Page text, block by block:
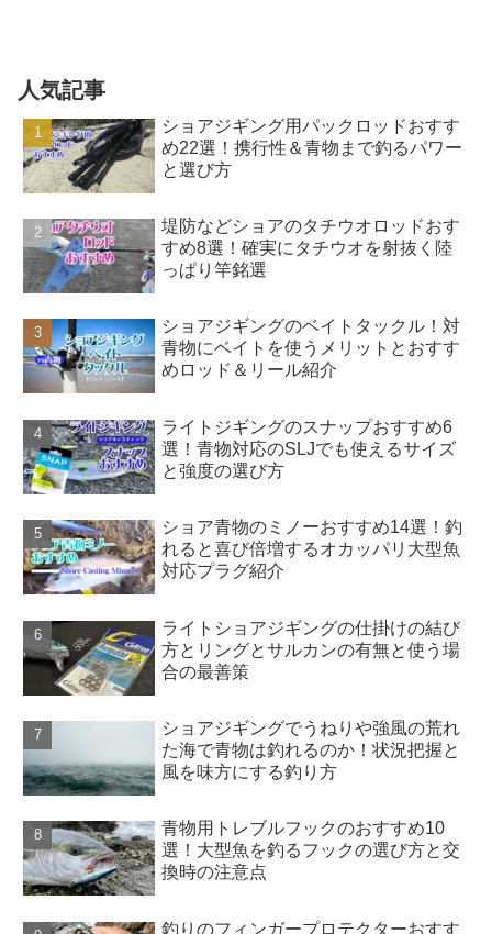
人気記事
ショアジギング用パックロッドおすす
め22選！携行性＆青物まで釣るパワー
と選び方
堤防などショアのタチウオロッドおす
すめ8選！確実にタチウオを射抜く陸
っぱり竿銘選
ショアジギングのベイトタックル！対
青物にベイトを使うメリットとおすす
めロッド＆リール紹介
ライトジギングのスナップおすすめ6
選！青物対応のSLJでも使えるサイズ
と強度の選び方
ショア青物のミノーおすすめ14選！釣
れると喜び倍増するオカッパリ大型魚
対応プラグ紹介
ライトショアジギングの仕掛けの結び
方とリングとサルカンの有無と使う場
合の最善策
ショアジギングでうねりや強風の荒れ
た海で青物は釣れるのか！状況把握と
風を味方にする釣り方
青物用トレブルフックのおすすめ10
選！大型魚を釣るフックの選び方と交
換時の注意点
釣りのフィンガープロテクターおすす